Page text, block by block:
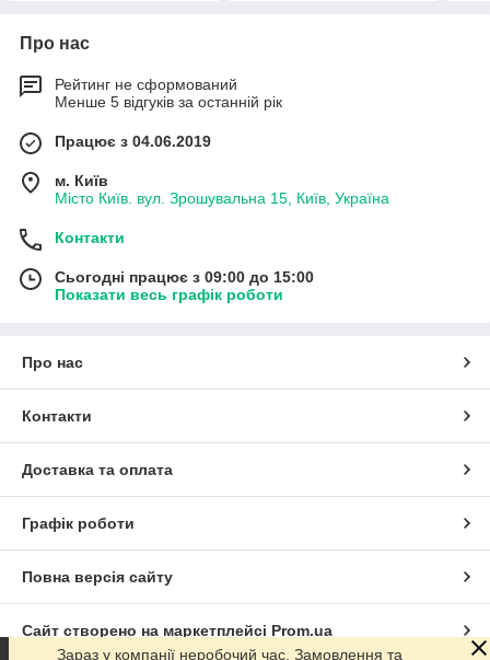
Про нас
Рейтинг не сформований
Менше 5 відгуків за останній рік
Працює з 04.06.2019
м. Київ
Місто Київ. вул. Зрошувальна 15, Київ, Україна
Контакти
Сьогодні працює з 09:00 до 15:00
Показати весь графік роботи
Про нас
Контакти
Доставка та оплата
Графік роботи
Повна версія сайту
Сайт створено на маркетплейсі Prom.ua
Зараз у компанії неробочий час. Замовлення та